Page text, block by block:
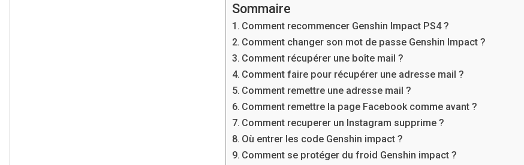
Sommaire
Comment recommencer Genshin Impact PS4 ?
Comment changer son mot de passe Genshin Impact ?
Comment récupérer une boîte mail ?
Comment faire pour récupérer une adresse mail ?
Comment remettre une adresse mail ?
Comment remettre la page Facebook comme avant ?
Comment recuperer un Instagram supprime ?
Où entrer les code Genshin impact ?
Comment se protéger du froid Genshin impact ?